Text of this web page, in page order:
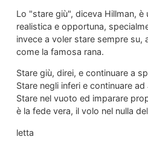
Lo "stare giù", diceva Hillman,
realistica e opportuna,
invece a voler stare sempre su,
come la famosa rana.
Stare giù, direi, e continuare a
Stare negli inferi e continuare ad
Stare nel vuoto ed imparare
è la fede vera, il volo nel nulla
letta